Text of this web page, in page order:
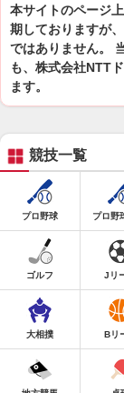
本サイトのページ
期しておりますが
ではありません。
も、株式会社NTT
ます。
競技一覧
プロ野球 プロ野
ゴルフ Jリ
大相撲 Bリ